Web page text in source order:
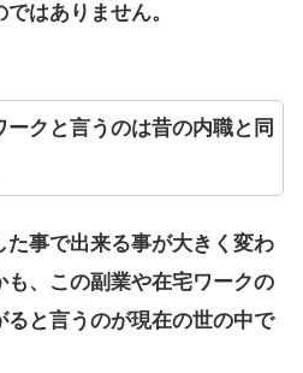
はありません。
ークと言うのは昔の内職と同
た事で出来る事が大きく変わ
も、この副業や在宅ワークの
と言うのが現在の世の中で